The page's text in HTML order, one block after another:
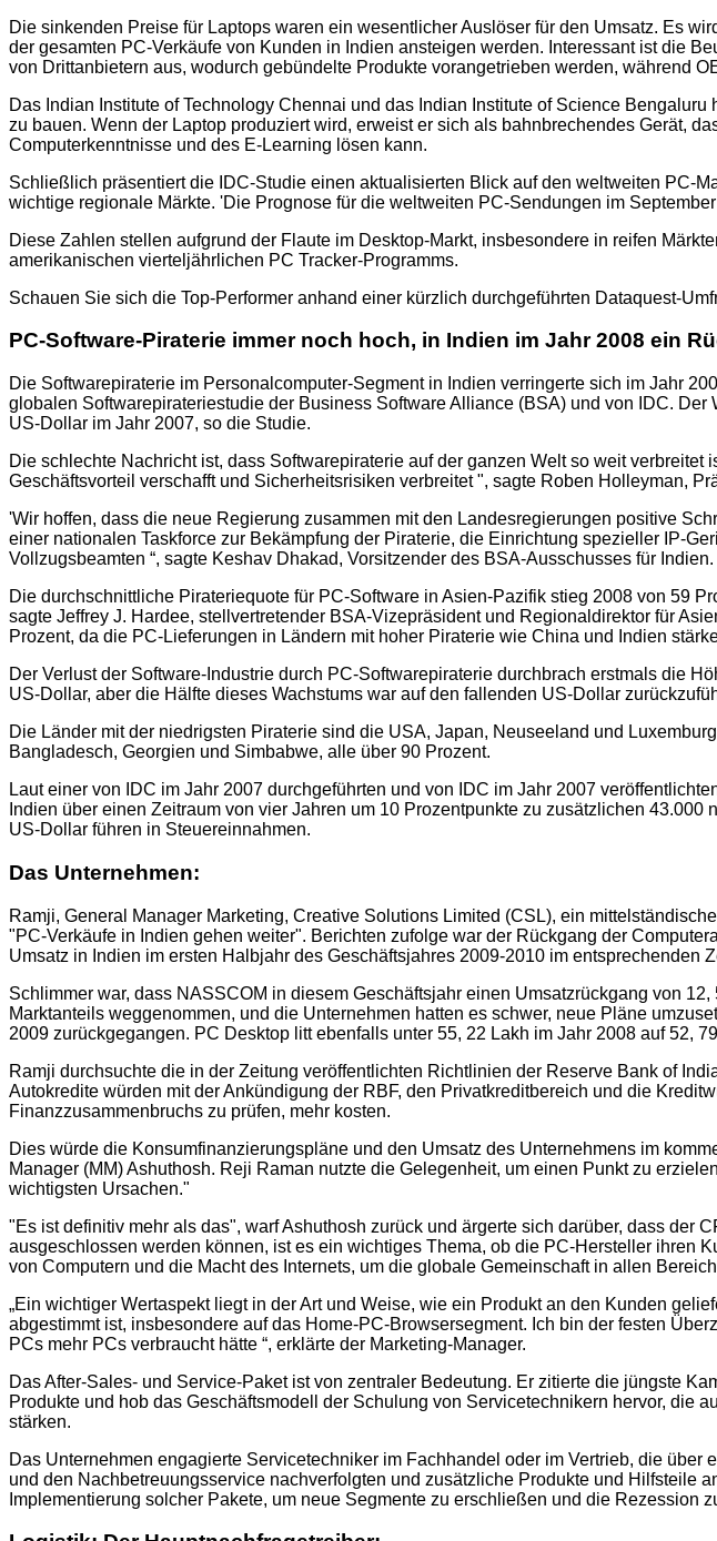
Die sinkenden Preise für Laptops waren ein wesentlicher Auslöser für den Umsatz. Es
der gesamten PC-Verkäufe von Kunden in Indien ansteigen werden. Interessant ist die
von Drittanbietern aus, wodurch gebündelte Produkte vorangetrieben werden, während
Das Indian Institute of Technology Chennai und das Indian Institute of Science
zu bauen. Wenn der Laptop produziert wird, erweist er sich als bahnbrechendes Gerät,
Computerkenntnisse und des E-Learning lösen kann.
Schließlich präsentiert die IDC-Studie einen aktualisierten Blick auf den weltweiten PC-
wichtige regionale Märkte. 'Die Prognose für die weltweiten PC-Sendungen im
Diese Zahlen stellen aufgrund der Flaute im Desktop-Markt, insbesondere in reifen
amerikanischen vierteljährlichen PC Tracker-Programms.
Schauen Sie sich die Top-Performer anhand einer kürzlich durchgeführten Dataquest-
PC-Software-Piraterie immer noch hoch, in Indien im Jahr 2008 ein
Die Softwarepiraterie im Personalcomputer-Segment in Indien verringerte sich im Jahr
globalen Softwarepirateriestudie der Business Software Alliance (BSA) und von IDC.
US-Dollar im Jahr 2007, so die Studie.
Die schlechte Nachricht ist, dass Softwarepiraterie auf der ganzen Welt so weit
Geschäftsvorteil verschafft und Sicherheitsrisiken verbreitet ", sagte Roben Holleyman,
'Wir hoffen, dass die neue Regierung zusammen mit den Landesregierungen positive
einer nationalen Taskforce zur Bekämpfung der Piraterie, die Einrichtung spezieller IP-
Vollzugsbeamten “, sagte Keshav Dhakad, Vorsitzender des BSA-Ausschusses für Indien.
Die durchschnittliche Pirateriequote für PC-Software in Asien-Pazifik stieg 2008 von 59
sagte Jeffrey J. Hardee, stellvertretender BSA-Vizepräsident und Regionaldirektor für
Prozent, da die PC-Lieferungen in Ländern mit hoher Piraterie wie China und Indien
Der Verlust der Software-Industrie durch PC-Softwarepiraterie durchbrach erstmals die
US-Dollar, aber die Hälfte dieses Wachstums war auf den fallenden US-Dollar
Die Länder mit der niedrigsten Piraterie sind die USA, Japan, Neuseeland und
Bangladesch, Georgien und Simbabwe, alle über 90 Prozent.
Laut einer von IDC im Jahr 2007 durchgeführten und von IDC im Jahr 2007
Indien über einen Zeitraum von vier Jahren um 10 Prozentpunkte zu zusätzlichen
US-Dollar führen in Steuereinnahmen.
Das Unternehmen:
Ramji, General Manager Marketing, Creative Solutions Limited (CSL), ein
"PC-Verkäufe in Indien gehen weiter". Berichten zufolge war der Rückgang der
Umsatz in Indien im ersten Halbjahr des Geschäftsjahres 2009-2010 im entsprechenden
Schlimmer war, dass NASSCOM in diesem Geschäftsjahr einen Umsatzrückgang von
Marktanteils weggenommen, und die Unternehmen hatten es schwer, neue Pläne
2009 zurückgegangen. PC Desktop litt ebenfalls unter 55, 22 Lakh im Jahr 2008 auf 52,
Ramji durchsuchte die in der Zeitung veröffentlichten Richtlinien der Reserve Bank of
Autokredite würden mit der Ankündigung der RBF, den Privatkreditbereich und die
Finanzzusammenbruchs zu prüfen, mehr kosten.
Dies würde die Konsumfinanzierungspläne und den Umsatz des Unternehmens im
Manager (MM) Ashuthosh. Reji Raman nutzte die Gelegenheit, um einen Punkt zu
wichtigsten Ursachen."
"Es ist definitiv mehr als das", warf Ashuthosh zurück und ärgerte sich darüber, dass
ausgeschlossen werden können, ist es ein wichtiges Thema, ob die PC-Hersteller ihren
von Computern und die Macht des Internets, um die globale Gemeinschaft in allen
„Ein wichtiger Wertaspekt liegt in der Art und Weise, wie ein Produkt an den Kunden
abgestimmt ist, insbesondere auf das Home-PC-Browsersegment. Ich bin der festen
PCs mehr PCs verbraucht hätte “, erklärte der Marketing-Manager.
Das After-Sales- und Service-Paket ist von zentraler Bedeutung. Er zitierte die jüngste
Produkte und hob das Geschäftsmodell der Schulung von Servicetechnikern hervor, die
stärken.
Das Unternehmen engagierte Servicetechniker im Fachhandel oder im Vertrieb, die
und den Nachbetreuungsservice nachverfolgten und zusätzliche Produkte und Hilfsteile
Implementierung solcher Pakete, um neue Segmente zu erschließen und die